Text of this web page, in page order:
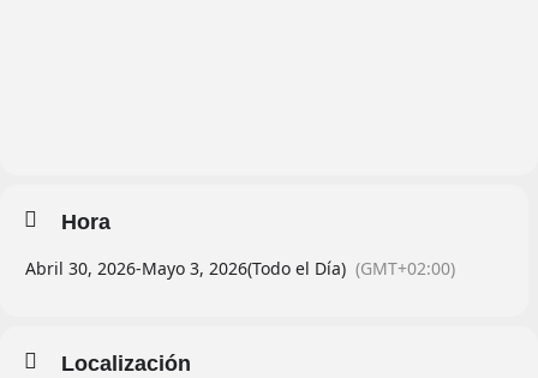
Hora
Abril 30, 2026-Mayo 3, 2026(Todo el Día) (GMT+02:00)
Localización